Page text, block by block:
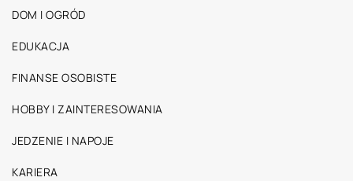
DOM I OGRÓD
EDUKACJA
FINANSE OSOBISTE
HOBBY I ZAINTERESOWANIA
JEDZENIE I NAPOJE
KARIERA